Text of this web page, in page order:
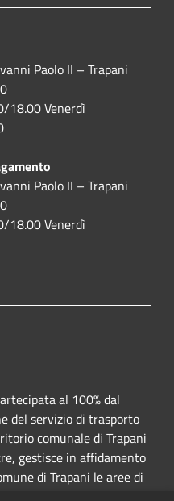
Paolo II – Trapani
18.00 Venerdì
Paolo II – Trapani
18.00 Venerdì
al 100% dal
del servizio di trasporto
comunale di Trapani
gestisce in affidamento
di Trapani le aree di